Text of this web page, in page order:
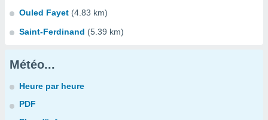
Ouled Fayet (4.83 km)
Saint-Ferdinand (5.39 km)
Météo...
Heure par heure
PDF